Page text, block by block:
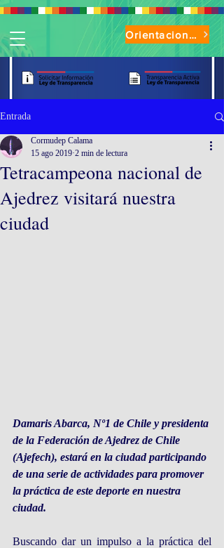
Orientaciones de Uso Parque Oasis
Entrada
Tetracampeona nacional de
Ajedrez visitará nuestra
ciudad
Cormudep Calama
15 ago 2019 2 min de lectura
Damaris Abarca, Nº1 de Chile y presidenta
de la Federación de Ajedrez de Chile
(Ajefech), estará en la ciudad participando
de una serie de actividades para promover
la práctica de este deporte en nuestra
ciudad.
Buscando dar un impulso a la práctica del